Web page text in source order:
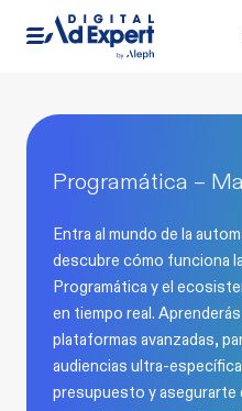
Programática –
Entra al mundo de la
descubre cómo funciona
Programática y el
en tiempo real.
plataformas avanzadas,
audiencias ultra-
presupuesto y asegurarte